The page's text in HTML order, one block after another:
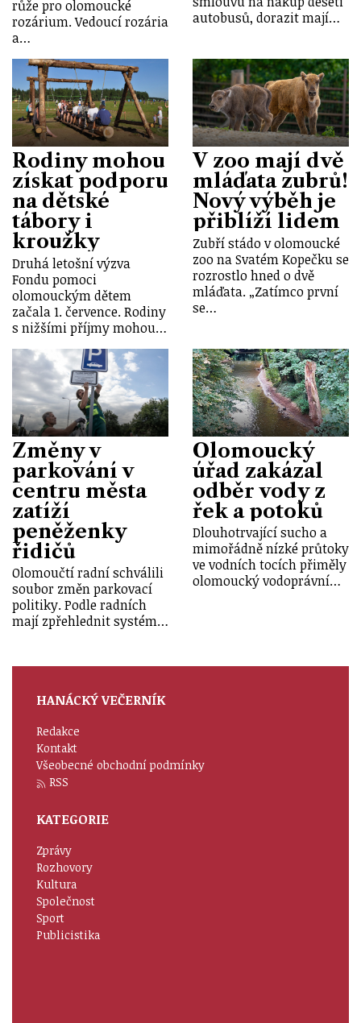
růže pro olomoucké
rozárium. Vedoucí rozária
a…
autobusů, dorazit mají…
Rodiny mohou
získat podporu
na dětské
tábory i
kroužky
Druhá letošní výzva
Fondu pomoci
olomouckým dětem
začala 1. července. Rodiny
s nižšími příjmy mohou…
V zoo mají dvě
mláďata zubrů!
Nový výběh je
přiblíží lidem
Zubří stádo v olomoucké
zoo na Svatém Kopečku se
rozrostlo hned o dvě
mláďata. „Zatímco první
se…
Změny v
parkování v
centru města
zatíží
peněženky
řidičů
Olomoučtí radní schválili
soubor změn parkovací
politiky. Podle radních
mají zpřehlednit systém…
Olomoucký
úřad zakázal
odběr vody z
řek a potoků
Dlouhotrvající sucho a
mimořádně nízké průtoky
ve vodních tocích přiměly
olomoucký vodoprávní…
HANÁCKÝ VEČERNÍK
Redakce
Kontakt
Všeobecné obchodní podmínky
RSS
KATEGORIE
Zprávy
Rozhovory
Kultura
Společnost
Sport
Publicistika